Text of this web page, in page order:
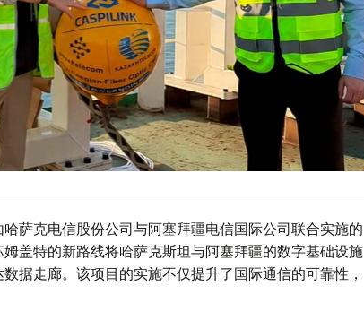
萨克电信股份公司与阿塞拜疆电信国际公司联合实施的
盖特的新路线将哈萨克斯坦与阿塞拜疆的数字基础设施
据走廊。该项目的实施不仅提升了国际通信的可靠性，